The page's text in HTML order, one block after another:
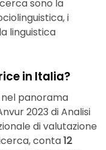
sono la
i
linguistica
in Italia?
panorama
2023 di Analisi
di valutazione
conta12